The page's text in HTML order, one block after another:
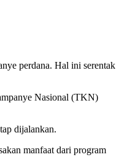
perdana. Hal ini serentak
Nasional (TKN)
dijalankan.
manfaat dari program